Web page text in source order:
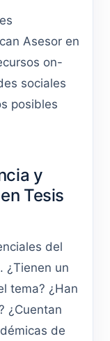
Asesor en
on-
sociales
posibles
y
Tesis
del
¿Tienen un
tema? ¿Han
¿Cuentan
de